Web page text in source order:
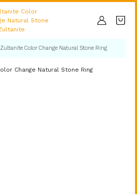
Zultanite Color Change Natural Stone Ring